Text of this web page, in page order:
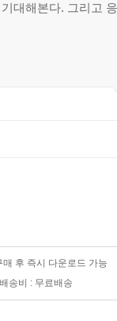
대해본다. 그리고
매 후 즉시 다운로드 가능
배송비 : 무료배송